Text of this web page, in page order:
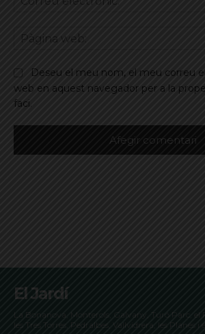
Deseu el meu nom, el meu correu
web en aquest navegador per a la
faci.
El Jardí
La Bonanova, Monterols, Galvany, Turó Parc, el
les Tres Torres, Pedralbes, Vallvidrera, les Planes i